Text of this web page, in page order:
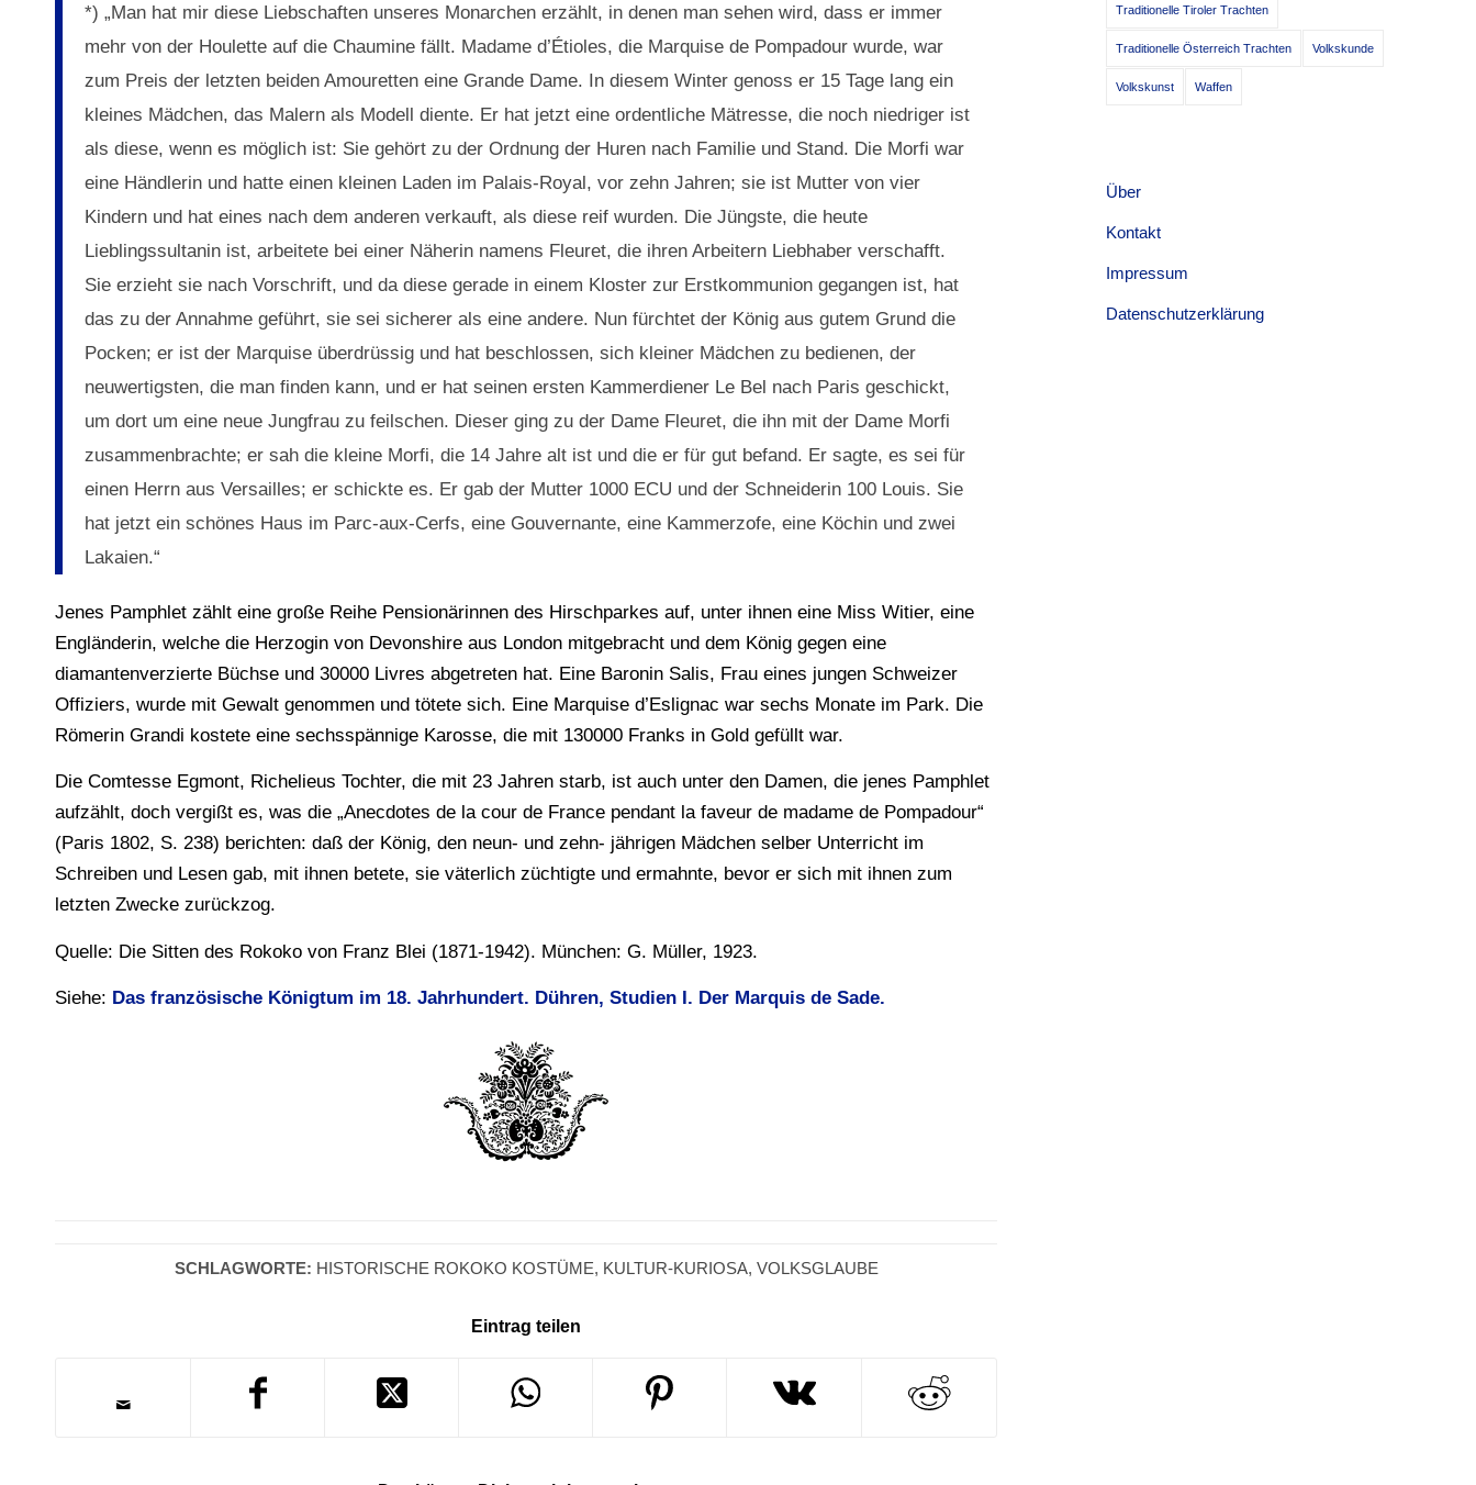
*) „Man hat mir diese Liebschaften unseres Monarchen erzählt, in denen man sehen wird, dass er immer
mehr von der Houlette auf die Chaumine fällt. Madame d’Étioles, die Marquise de Pompadour wurde, war
zum Preis der letzten beiden Amouretten eine Grande Dame. In diesem Winter genoss er 15 Tage lang ein
kleines Mädchen, das Malern als Modell diente. Er hat jetzt eine ordentliche Mätresse, die noch niedriger ist
als diese, wenn es möglich ist: Sie gehört zu der Ordnung der Huren nach Familie und Stand. Die Morfi war
eine Händlerin und hatte einen kleinen Laden im Palais-Royal, vor zehn Jahren; sie ist Mutter von vier
Kindern und hat eines nach dem anderen verkauft, als diese reif wurden. Die Jüngste, die heute
Lieblingssultanin ist, arbeitete bei einer Näherin namens Fleuret, die ihren Arbeitern Liebhaber verschafft.
Sie erzieht sie nach Vorschrift, und da diese gerade in einem Kloster zur Erstkommunion gegangen ist, hat
das zu der Annahme geführt, sie sei sicherer als eine andere. Nun fürchtet der König aus gutem Grund die
Pocken; er ist der Marquise überdrüssig und hat beschlossen, sich kleiner Mädchen zu bedienen, der
neuwertigsten, die man finden kann, und er hat seinen ersten Kammerdiener Le Bel nach Paris geschickt,
um dort um eine neue Jungfrau zu feilschen. Dieser ging zu der Dame Fleuret, die ihn mit der Dame Morfi
zusammenbrachte; er sah die kleine Morfi, die 14 Jahre alt ist und die er für gut befand. Er sagte, es sei für
einen Herrn aus Versailles; er schickte es. Er gab der Mutter 1000 ECU und der Schneiderin 100 Louis. Sie
hat jetzt ein schönes Haus im Parc-aux-Cerfs, eine Gouvernante, eine Kammerzofe, eine Köchin und zwei
Lakaien.“
Jenes Pamphlet zählt eine große Reihe Pensionärinnen des Hirschparkes auf, unter ihnen eine Miss Witier, eine
Engländerin, welche die Herzogin von Devonshire aus London mitgebracht und dem König gegen eine
diamantenverzierte Büchse und 30000 Livres abgetreten hat. Eine Baronin Salis, Frau eines jungen Schweizer
Offiziers, wurde mit Gewalt genommen und tötete sich. Eine Marquise d’Eslignac war sechs Monate im Park. Die
Römerin Grandi kostete eine sechsspännige Karosse, die mit 130000 Franks in Gold gefüllt war.
Die Comtesse Egmont, Richelieus Tochter, die mit 23 Jahren starb, ist auch unter den Damen, die jenes Pamphlet
aufzählt, doch vergißt es, was die „Anecdotes de la cour de France pendant la faveur de madame de Pompadour“
(Paris 1802, S. 238) berichten: daß der König, den neun- und zehn- jährigen Mädchen selber Unterricht im
Schreiben und Lesen gab, mit ihnen betete, sie väterlich züchtigte und ermahnte, bevor er sich mit ihnen zum
letzten Zwecke zurückzog.
Quelle: Die Sitten des Rokoko von Franz Blei (1871-1942). München: G. Müller, 1923.
Siehe: Das französische Königtum im 18. Jahrhundert. Dühren, Studien I. Der Marquis de Sade.
SCHLAGWORTE: HISTORISCHE ROKOKO KOSTÜME, KULTUR-KURIOSA, VOLKSGLAUBE
Eintrag teilen
Traditionelle Tiroler Trachten
Traditionelle Österreich Trachten Volkskunde
Volkskunst Waffen
Über
Kontakt
Impressum
Datenschutzerklärung